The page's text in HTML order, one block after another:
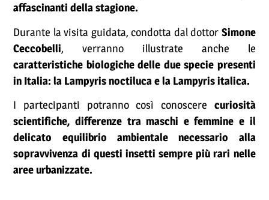
affascinanti della stagione.
Durante la visita guidata, condotta dal dottor Simone
Ceccobelli, verranno illustrate anche le
caratteristiche biologiche delle due specie presenti
in Italia: la Lampyris noctiluca e la Lampyris italica.
I partecipanti potranno così conoscere curiosità
scientifiche, differenze tra maschi e femmine e il
delicato equilibrio ambientale necessario alla
sopravvivenza di questi insetti sempre più rari nelle
aree urbanizzate.